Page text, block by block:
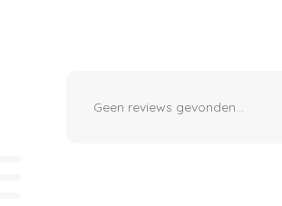
Geen reviews gevonden...